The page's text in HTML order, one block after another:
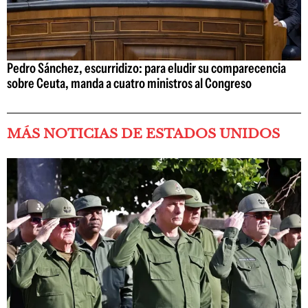
Pedro Sánchez, escurridizo: para eludir su comparecencia
sobre Ceuta, manda a cuatro ministros al Congreso
MÁS NOTICIAS DE ESTADOS UNIDOS